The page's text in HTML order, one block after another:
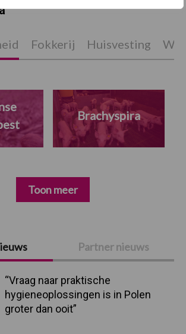
Partner nieuws
“Vraag naar praktische
hygieneoplossingen is in Polen
groter dan ooit”
Fokkerij Huisvesting
Brachyspira
Toon meer